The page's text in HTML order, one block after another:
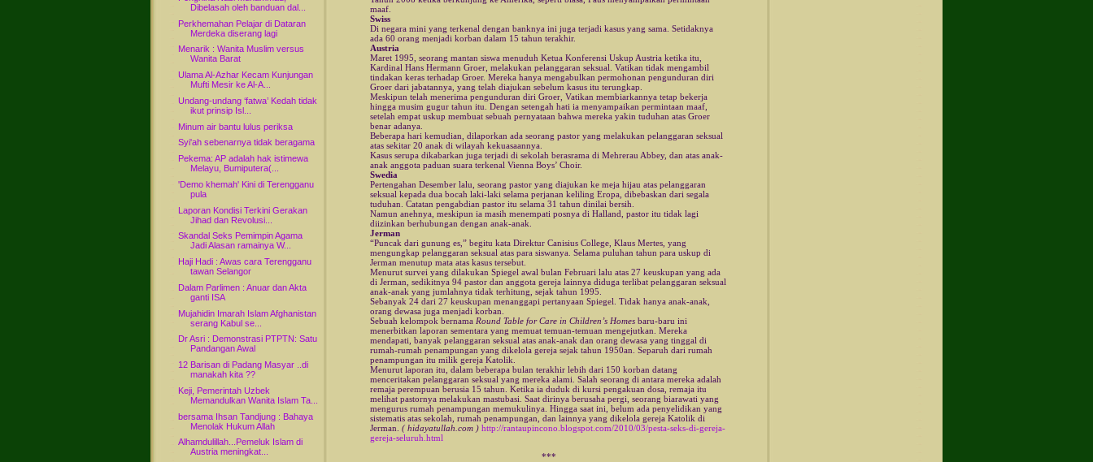
Dibelasah oleh banduan dal...
Perkhemahan Pelajar di Dataran
Merdeka diserang lagi
Menarik : Wanita Muslim versus
Wanita Barat
Ulama Al-Azhar Kecam Kunjungan
Mufti Mesir ke Al-A...
Undang-undang ‘fatwa’ Kedah tidak
ikut prinsip Isl...
Minum air bantu lulus periksa
Syi'ah sebenarnya tidak beragama
Pekema: AP adalah hak istimewa
Melayu, Bumiputera(...
'Demo khemah' Kini di Terengganu
pula
Laporan Kondisi Terkini Gerakan
Jihad dan Revolusi...
Skandal Seks Pemimpin Agama
Jadi Alasan ramainya W...
Haji Hadi : Awas cara Terengganu
tawan Selangor
Dalam Parlimen : Anuar dan Akta
ganti ISA
Mujahidin Imarah Islam Afghanistan
serang Kabul se...
Dr Asri : Demonstrasi PTPTN: Satu
Pandangan Awal
12 Barisan di Padang Masyar ..di
manakah kita ??
Keji, Pemerintah Uzbek
Memandulkan Wanita Islam Ta...
bersama Ihsan Tandjung : Bahaya
Menolak Hukum Allah
Alhamdulillah...Pemeluk Islam di
Austria meningkat...
maaf.
Swiss
Di negara mini yang terkenal dengan banknya ini juga terjadi kasus yang sama. Setidaknya
ada 60 orang menjadi korban dalam 15 tahun terakhir.
Austria
Maret 1995, seorang mantan siswa menuduh Ketua Konferensi Uskup Austria ketika itu,
Kardinal Hans Hermann Groer, melakukan pelanggaran seksual. Vatikan tidak mengambil
tindakan keras terhadap Groer. Mereka hanya mengabulkan permohonan pengunduran diri
Groer dari jabatannya, yang telah diajukan sebelum kasus itu terungkap.
Meskipun telah menerima pengunduran diri Groer, Vatikan membiarkannya tetap bekerja
hingga musim gugur tahun itu. Dengan setengah hati ia menyampaikan permintaan maaf,
setelah empat uskup membuat sebuah pernyataan bahwa mereka yakin tuduhan atas Groer
benar adanya.
Beberapa hari kemudian, dilaporkan ada seorang pastor yang melakukan pelanggaran seksual
atas sekitar 20 anak di wilayah kekuasaannya.
Kasus serupa dikabarkan juga terjadi di sekolah berasrama di Mehrerau Abbey, dan atas anak-
anak anggota paduan suara terkenal Vienna Boys’ Choir.
Swedia
Pertengahan Desember lalu, seorang pastor yang diajukan ke meja hijau atas pelanggaran
seksual kepada dua bocah laki-laki selama perjanan keliling Eropa, dibebaskan dari segala
tuduhan. Catatan pengabdian pastor itu selama 31 tahun dinilai bersih.
Namun anehnya, meskipun ia masih menempati posnya di Halland, pastor itu tidak lagi
diizinkan berhubungan dengan anak-anak.
Jerman
“Puncak dari gunung es,” begitu kata Direktur Canisius College, Klaus Mertes, yang
mengungkap pelanggaran seksual atas para siswanya. Selama puluhan tahun para uskup di
Jerman menutup mata atas kasus tersebut.
Menurut survei yang dilakukan Spiegel awal bulan Februari lalu atas 27 keuskupan yang ada
di Jerman, sedikitnya 94 pastor dan anggota gereja lainnya diduga terlibat pelanggaran seksual
anak-anak yang jumlahnya tidak terhitung, sejak tahun 1995.
Sebanyak 24 dari 27 keuskupan menanggapi pertanyaan Spiegel. Tidak hanya anak-anak,
orang dewasa juga menjadi korban.
Sebuah kelompok bernama Round Table for Care in Children’s Homes baru-baru ini
menerbitkan laporan sementara yang memuat temuan-temuan mengejutkan. Mereka
mendapati, banyak pelanggaran seksual atas anak-anak dan orang dewasa yang tinggal di
rumah-rumah penampungan yang dikelola gereja sejak tahun 1950an. Separuh dari rumah
penampungan itu milik gereja Katolik.
Menurut laporan itu, dalam beberapa bulan terakhir lebih dari 150 korban datang
menceritakan pelanggaran seksual yang mereka alami. Salah seorang di antara mereka adalah
remaja perempuan berusia 15 tahun. Ketika ia duduk di kursi pengakuan dosa, remaja itu
melihat pastornya melakukan mastubasi. Saat dirinya berusaha pergi, seorang biarawati yang
mengurus rumah penampungan memukulinya. Hingga saat ini, belum ada penyelidikan yang
sistematis atas sekolah, rumah penampungan, dan lainnya yang dikelola gereja Katolik di
Jerman. ( hidayatullah.com ) http://rantaupincono.blogspot.com/2010/03/pesta-seks-di-gereja-
gereja-seluruh.html
***